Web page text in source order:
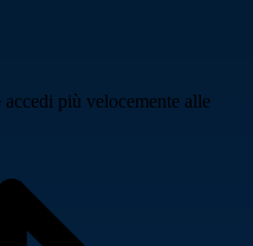
più velocemente alle